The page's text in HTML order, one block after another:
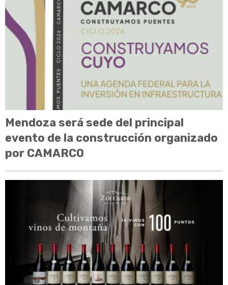
Mendoza será sede del principal
evento de la construcción organizado
por CAMARCO